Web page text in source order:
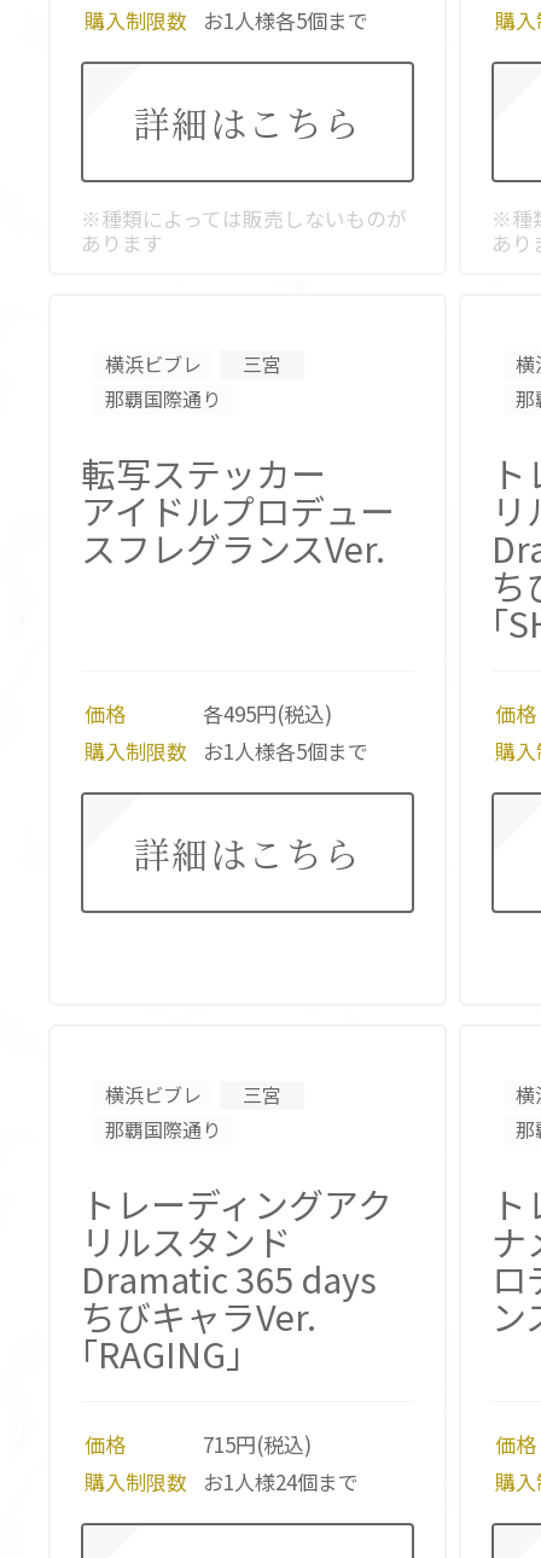
購入制限数
お1人様各5個まで
詳細はこちら
※種類によっては販売しないものが
あります
購
※種
あり
横浜ビブレ
三宮
那覇国際通り
転写ステッカー
アイドルプロデュー
スフレグランスVer.
価格
各495円(税込)
購入制限数
お1人様各5個まで
詳細はこちら
横
那
ち
｢
価格
購
横浜ビブレ
三宮
那覇国際通り
トレーディングアク
リルスタンド
Dramatic 365 days
ちびキャラVer.
｢RAGING｣
価格
715円(税込)
購入制限数
お1人様24個まで
横
那
ナ
ロ
ン
価格
購